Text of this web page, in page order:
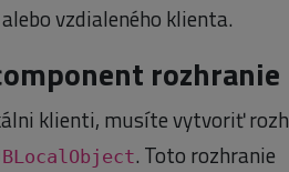
vzdialeného klienta.
rozhranie
klienti, musíte vytvoriť
. Toto rozhranie